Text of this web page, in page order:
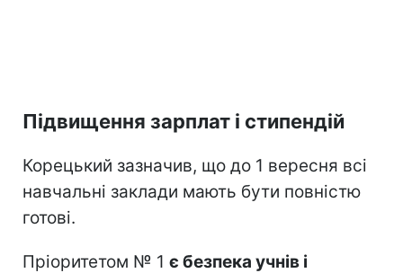
Підвищення зарплат і стипендій
Корецький зазначив, що до 1 вересня всі
навчальні заклади мають бути повністю
готові.
Пріоритетом № 1 є безпека учнів і